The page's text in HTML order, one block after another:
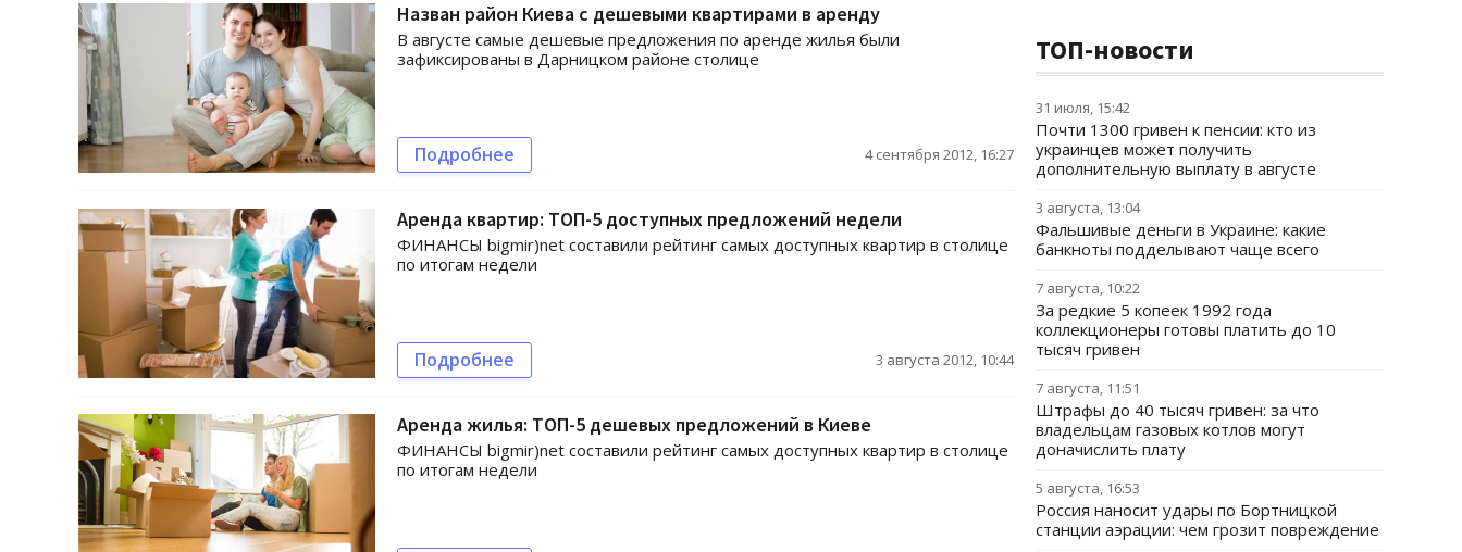
Назван район Киева с дешевыми квартирами в аренду
В августе самые дешевые предложения по аренде жилья были
зафиксированы в Дарницком районе столице
Подробнее 4 сентября 2012, 16:27
Аренда квартир: ТОП-5 доступных предложений недели
ФИНАНСЫ bigmir)net составили рейтинг самых доступных квартир в столице
по итогам недели
Подробнее 3 августа 2012, 10:44
Аренда жилья: ТОП-5 дешевых предложений в Киеве
ФИНАНСЫ bigmir)net составили рейтинг самых доступных квартир в столице
по итогам недели
ТОП-новости
31 июля, 15:42
Почти 1300 гривен к пенсии: кто из
украинцев может получить
дополнительную выплату в августе
3 августа, 13:04
Фальшивые деньги в Украине: какие
банкноты подделывают чаще всего
7 августа, 10:22
За редкие 5 копеек 1992 года
коллекционеры готовы платить до 10
тысяч гривен
7 августа, 11:51
Штрафы до 40 тысяч гривен: за что
владельцам газовых котлов могут
доначислить плату
5 августа, 16:53
Россия наносит удары по Бортницкой
станции аэрации: чем грозит повреждение